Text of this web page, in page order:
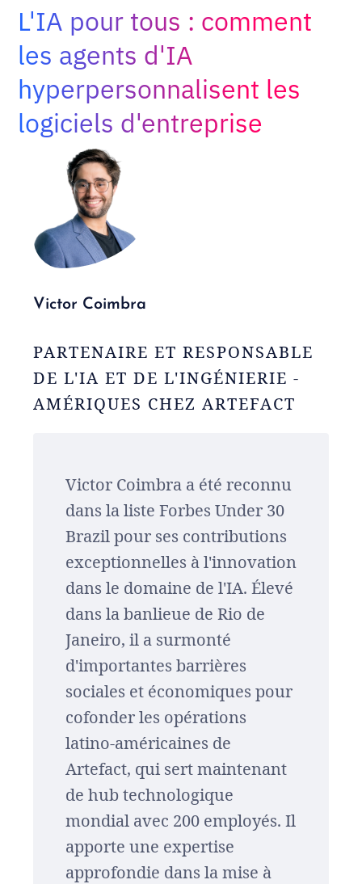
Adopt AI
Rechercher
FR
L'IA pour tous : comment
les agents d'IA
hyperpersonnalisent les
logiciels d'entreprise
Victor Coimbra
PARTENAIRE ET RESPONSABLE
DE L'IA ET DE L'INGÉNIERIE -
AMÉRIQUES CHEZ ARTEFACT
Victor Coimbra a été reconnu
dans la liste Forbes Under 30
Brazil pour ses contributions
exceptionnelles à l'innovation
dans le domaine de l'IA. Élevé
dans la banlieue de Rio de
Janeiro, il a surmonté
d'importantes barrières
sociales et économiques pour
cofonder les opérations
latino-américaines de
Artefact, qui sert maintenant
de hub technologique
mondial avec 200 employés. Il
apporte une expertise
approfondie dans la mise à